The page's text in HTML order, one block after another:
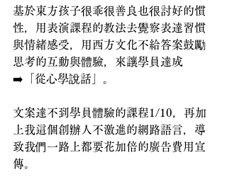
基於東方孩子很乖很善良也很討好的慣
性，用表演課程的教法去覺察表達習慣
與情緒感受，用西方文化不給答案鼓勵
思考的互動與體驗，來讓學員達成
➡️「從心學說話」。
文案達不到學員體驗的課程1/10，再加
上我這個創辦人不激進的網路語言，導
致我們一路上都要花加倍的廣告費用宣
傳。